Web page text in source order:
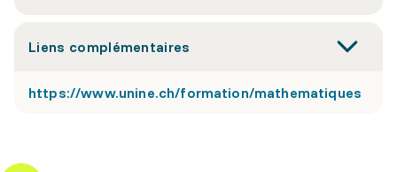
Liens complémentaires
https://www.unine.ch/formation/mathematiques